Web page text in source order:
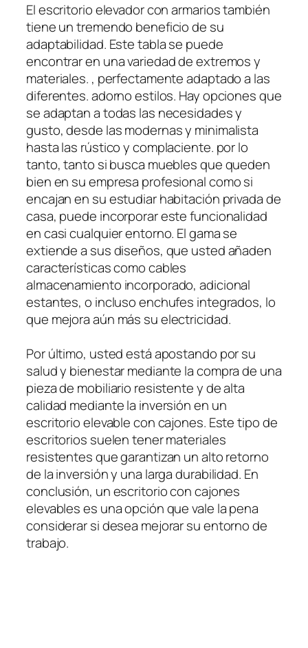
El escritorio elevador con armarios también
tiene un tremendo beneficio de su
adaptabilidad. Este tabla se puede
encontrar en una variedad de extremos y
materiales. , perfectamente adaptado a las
diferentes. adorno estilos. Hay opciones que
se adaptan a todas las necesidades y
gusto, desde las modernas y minimalista
hasta las rústico y complaciente. por lo
tanto, tanto si busca muebles que queden
bien en su empresa profesional como si
encajan en su estudiar habitación privada de
casa, puede incorporar este funcionalidad
en casi cualquier entorno. El gama se
extiende a sus diseños, que usted añaden
características como cables
almacenamiento incorporado, adicional
estantes, o incluso enchufes integrados, lo
que mejora aún más su electricidad.
Por último, usted está apostando por su
salud y bienestar mediante la compra de una
pieza de mobiliario resistente y de alta
calidad mediante la inversión en un
escritorio elevable con cajones. Este tipo de
escritorios suelen tener materiales
resistentes que garantizan un alto retorno
de la inversión y una larga durabilidad. En
conclusión, un escritorio con cajones
elevables es una opción que vale la pena
considerar si desea mejorar su entorno de
trabajo.